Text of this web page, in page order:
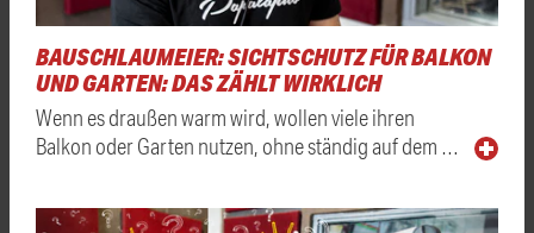
BAUSCHLAUMEIER: SICHTSCHUTZ FÜR BALKON
UND GARTEN: DAS ZÄHLT WIRKLICH
Wenn es draußen warm wird, wollen viele ihren
Balkon oder Garten nutzen, ohne ständig auf dem …